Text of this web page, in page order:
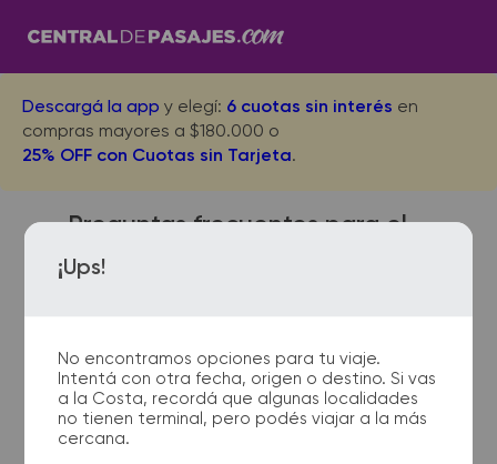
Descargá la app y elegí: 6 cuotas sin interés en
compras mayores a $180.000 o
25% OFF con Cuotas sin Tarjeta.
¡Ups!
No encontramos opciones para tu viaje.
Intentá con otra fecha, origen o destino. Si vas
a la Costa, recordá que algunas localidades
no tienen terminal, pero podés viajar a la más
cercana.
Preguntas frecuentes para el
viaje desde Pergamino a
Forres
¿Dónde quedan las
terminales de micro de
Pergamino a Forres?